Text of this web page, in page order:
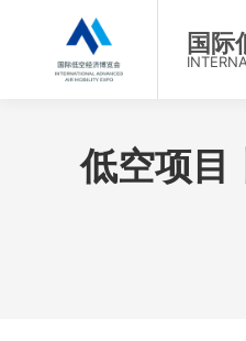
国际
低空项目